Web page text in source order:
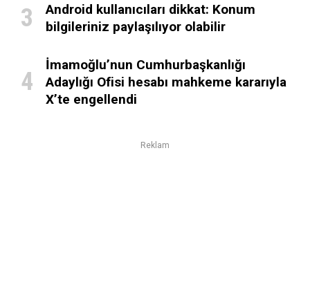
Android kullanıcıları dikkat: Konum
bilgileriniz paylaşılıyor olabilir
İmamoğlu’nun Cumhurbaşkanlığı
Adaylığı Ofisi hesabı mahkeme kararıyla
X’te engellendi
Reklam